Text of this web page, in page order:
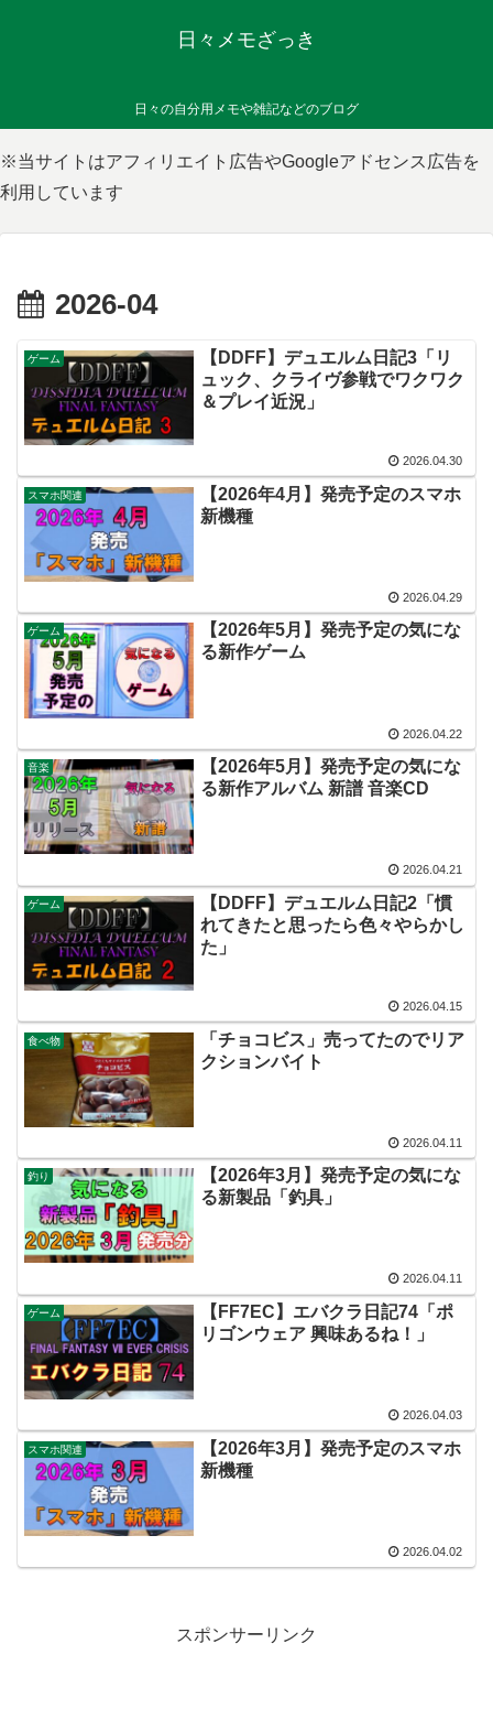
日々メモざっき
日々の自分用メモや雑記などのブログ
※当サイトはアフィリエイト広告やGoogleアドセンス広告を
利用しています
2026-04
ゲーム
【DDFF】デュエルム日記3「リ
ュック、クライヴ参戦でワクワク
＆プレイ近況」
2026.04.30
スマホ関連
【2026年4月】発売予定のスマホ
新機種
2026.04.29
ゲーム
【2026年5月】発売予定の気にな
る新作ゲーム
2026.04.22
音楽
【2026年5月】発売予定の気にな
る新作アルバム 新譜 音楽CD
2026.04.21
ゲーム
【DDFF】デュエルム日記2「慣
れてきたと思ったら色々やらかし
た」
2026.04.15
食べ物
「チョコビス」売ってたのでリア
クションバイト
2026.04.11
釣り
【2026年3月】発売予定の気にな
る新製品「釣具」
2026.04.11
ゲーム
【FF7EC】エバクラ日記74「ポ
リゴンウェア 興味あるね！」
2026.04.03
スマホ関連
【2026年3月】発売予定のスマホ
新機種
2026.04.02
スポンサーリンク